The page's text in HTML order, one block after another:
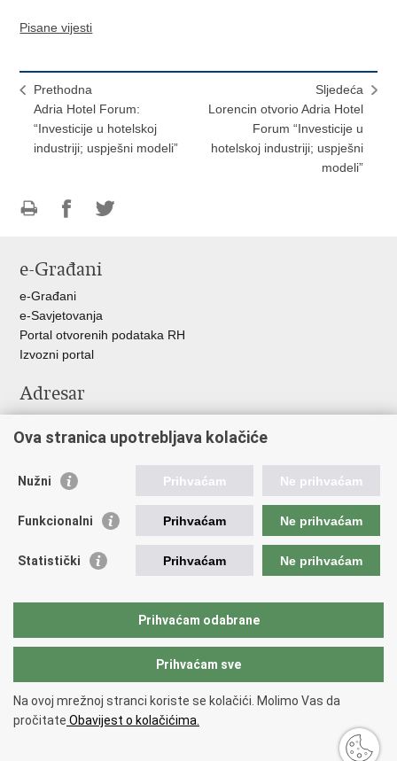
Pisane vijesti
Prethodna
Adria Hotel Forum:
“Investicije u hotelskoj
industriji; uspješni modeli”
Sljedeća
Lorencin otvorio Adria Hotel
Forum “Investicije u
hotelskoj industriji; uspješni
modeli”
FacebookuTwitteru
e-Građani
e-Građani
e-Savjetovanja
Portal otvorenih podataka RH
Izvozni portal
Adresar
Adresar tijela javne vlasti
Vlada RH
Predsjednik RH
Pravobraniteljica za ravnopravnost spolova
Povjerenik za informiranje
Copyright © 2026 Ministarstvo turizma i sporta Republike Hrvatske.
korištenja.Izjava o pristupačnosti.
Ova stranica upotrebljava kolačiće
Nužni Prihvaćam Ne prihvaćam
Funkcionalni Prihvaćam Ne prihvaćam
Statistički Prihvaćam Ne prihvaćam
Prihvaćam odabrane
Prihvaćam sve
Na ovoj mrežnoj stranci koriste se kolačići. Molimo Vas da
pročitate Obavijest o kolačićima.